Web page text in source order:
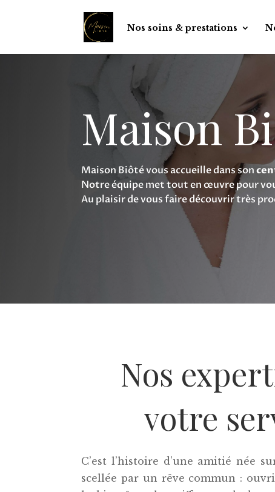
Nos soins & prestations
Maison
Maison Biôté vous accueille dans son
Notre équipe met tout en œuvre pour
Au plaisir de vous faire découvrir très
Nos
votre
C’est l’histoire d’une amitié née
scellée par un rêve commun :